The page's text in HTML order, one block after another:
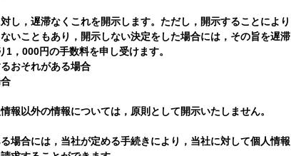
し，遅滞なくこれを開示します。ただし，開示することにより
いこともあり，開示しない決定をした場合には，その旨を遅滞
，000円の手数料を申し受けます。
おそれがある場合
以外の情報については，原則として開示いたしません。
場合には，当社が定める手続きにより，当社に対して個人情報